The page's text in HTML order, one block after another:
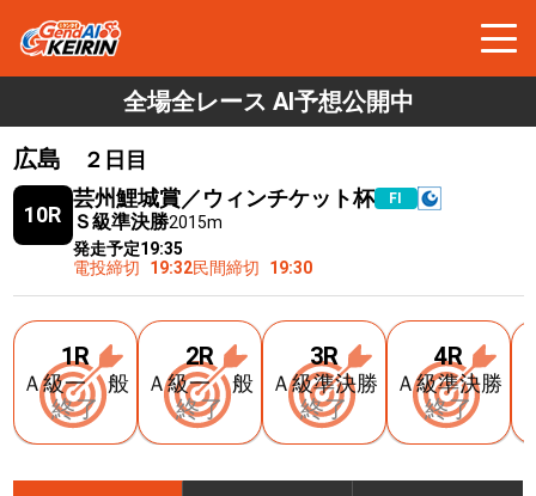
全場全レース AI予想公開中
広島
２日目
10R
芸州鯉城賞／ウィンチケット杯 FⅠ
Ｓ級準決勝2015m
発走予定19:35
電投締切
19:32民間締切 19:30
1R
Ａ級一 般
終了
2R
Ａ級一 般
終了
3R
Ａ級準決勝
終了
4R
Ａ級準決勝
終了